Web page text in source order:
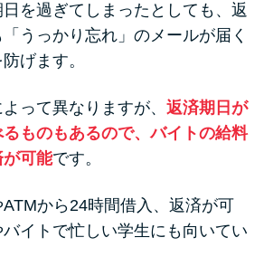
を過ぎてしまったとしても、返
うっかり忘れ」のメールが届く
げます。
って異なりますが、 返済期日が
ものもあるので、バイトの給料
が可能です。
から24時間借入、返済が可
イトで忙しい学生にも向いてい